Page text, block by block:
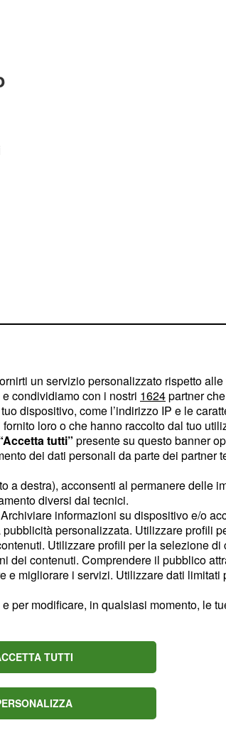
un servizio personalizzato rispetto
condividiamo con i nostri 1624partner
dispositivo, come l’indirizzo IP e le
loro o che hanno raccolto dal tuo
tutti” presente su questo banner
dei dati personali da parte dei partner
a destra), acconsenti al permanere delle
diversi dai tecnici.
informazioni su dispositivo e/o
personalizzata. Utilizzare profili
Utilizzare profili per la selezione di
dei contenuti. Comprendere il pubblico
migliorare i servizi. Utilizzare dati limitati
per modificare, in qualsiasi momento, le
TUTTI